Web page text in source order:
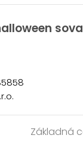
Základná